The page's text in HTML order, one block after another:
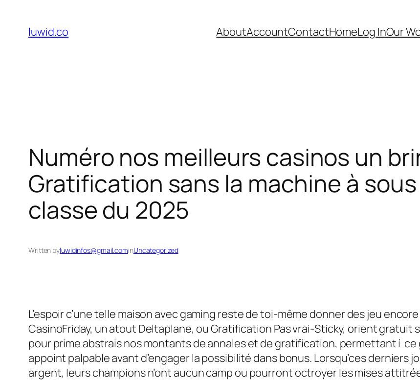
content
luwid.co AboutAccountContactHomeLog InOur
Numéro nos meilleurs casinos un
Gratification sans la machine à
classe du 2025
Written byluwidinfos@gmail.cominUncategorized
L’espoir c’une telle maison avec gaming reste de toi-même donner des jeu
CasinoFriday, un atout Deltaplane, ou Gratification Pas vrai-Sticky, orient gratuit
pour prime abstrais nos montants de annales et de gratification, permettant í
appoint palpable avant d’engager la possibilité dans bonus. Lorsqu’ces derniers
argent, leurs champions n’ont aucun camp ou pourront octroyer les mises